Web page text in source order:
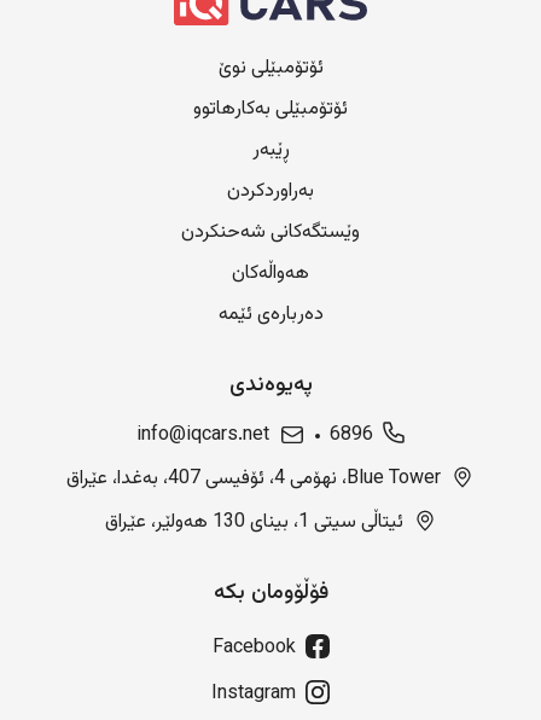
ئۆتۆمبێلی نوێ
ئۆتۆمبێلی بەکارهاتوو
ڕێبەر
بەراوردکردن
وێستگەکانی شەحنکردن
هەواڵەکان
دەربارەی ئێمە
پەیوەندی
6896
info@iqcars.net
Blue Tower، نهۆمی 4، ئۆفیسی 407، بەغدا، عێراق
ئیتاڵی سیتی 1، بینای 130 هەولێر، عێراق
فۆڵۆومان بکە
Facebook
Instagram